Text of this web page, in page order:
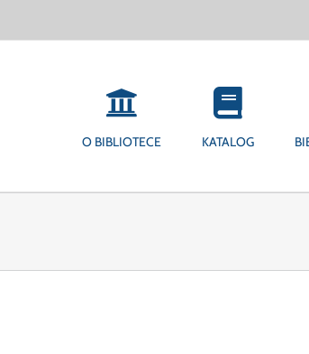
O BIBLIOTECE KATALOG